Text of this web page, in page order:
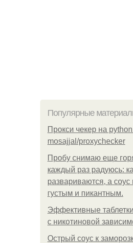
Популярные
Прокси чекер на
mosajjal/proxychecker
Пробу снимаю еще
каждый раз радуюсь:
развариваются, а соус
густым и пикантным.
Эффективные
с никотиновой
Острый соус к